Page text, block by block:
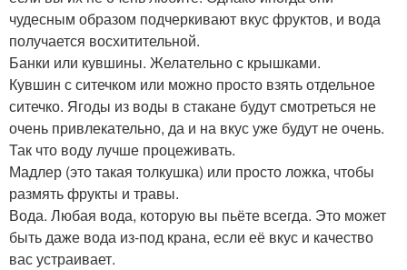
чудесным образом подчеркивают вкус фруктов, и вода
получается восхитительной.
Банки или кувшины. Желательно с крышками.
Кувшин с ситечком или можно просто взять отдельное
ситечко. Ягоды из воды в стакане будут смотреться не
очень привлекательно, да и на вкус уже будут не очень.
Так что воду лучше процеживать.
Мадлер (это такая толкушка) или просто ложка, чтобы
размять фрукты и травы.
Вода. Любая вода, которую вы пьёте всегда. Это может
быть даже вода из-под крана, если её вкус и качество
вас устраивает.